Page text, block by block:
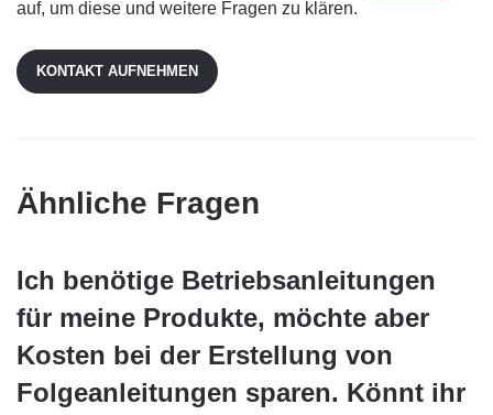
auf, um diese und weitere Fragen zu klären.
KONTAKT AUFNEHMEN
Ähnliche Fragen
Ich benötige Betriebsanleitungen
für meine Produkte, möchte aber
Kosten bei der Erstellung von
Folgeanleitungen sparen. Könnt ihr